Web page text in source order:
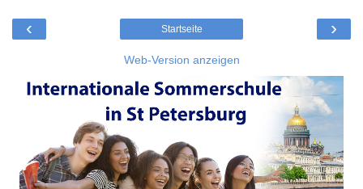
‹ ›
Startseite
Web-Version anzeigen